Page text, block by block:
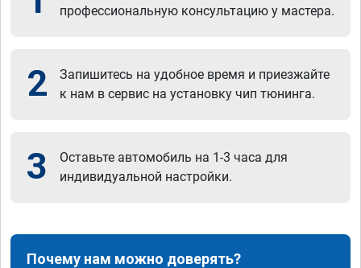
профессиональную консультацию у мастера.
2
Запишитесь на удобное время и приезжайте
к нам в сервис на установку чип тюнинга.
3
Оставьте автомобиль на 1-3 часа для
индивидуальной настройки.
Почему нам можно доверять?